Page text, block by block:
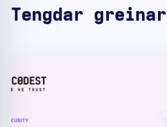
Tengdar greinar